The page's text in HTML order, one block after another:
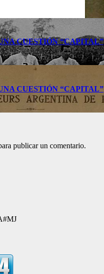
CUESTIÓN “CAPITAL”
CUESTIÓN “CAPITAL”
publicar un comentario.